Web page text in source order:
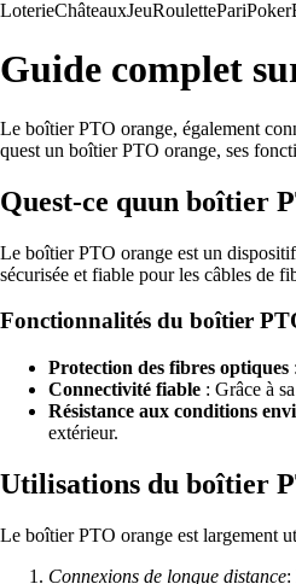
LoterieChâteauxJeuRoulettePariPoker
Guide complet
Le boîtier PTO orange, également
quest un boîtier PTO orange, ses
Quest-ce quun boîtier
Le boîtier PTO orange est un
sécurisée et fiable pour les câbles de
Fonctionnalités du boîtier
Protection des fibres optiques
Connectivité fiable : Grâce à
Résistance aux conditions
extérieur.
Utilisations du boîtier
Le boîtier PTO orange est largement
Connexions de longue distance: